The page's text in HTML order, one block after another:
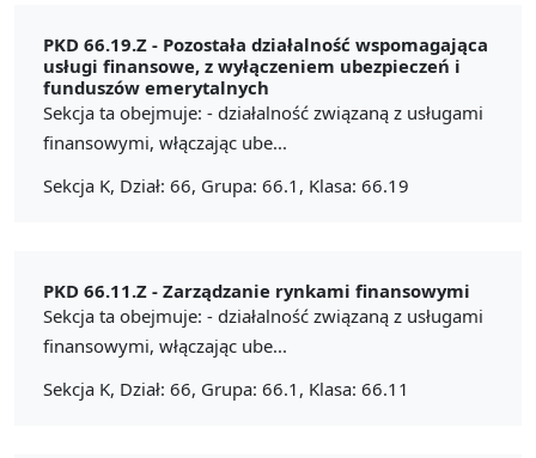
PKD 66.19.Z - Pozostała działalność wspomagająca
usługi finansowe, z wyłączeniem ubezpieczeń i
funduszów emerytalnych
Sekcja ta obejmuje: - działalność związaną z usługami
finansowymi, włączając ube...
Sekcja K, Dział: 66, Grupa: 66.1, Klasa: 66.19
PKD 66.11.Z - Zarządzanie rynkami finansowymi
Sekcja ta obejmuje: - działalność związaną z usługami
finansowymi, włączając ube...
Sekcja K, Dział: 66, Grupa: 66.1, Klasa: 66.11